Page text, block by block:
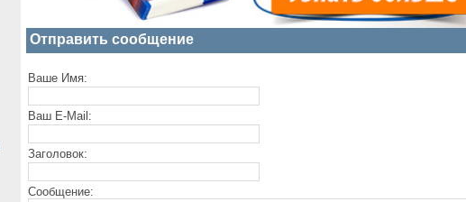
Отправить сообщение
Ваше Имя:
Ваш E-Mail:
Заголовок:
Сообщение: